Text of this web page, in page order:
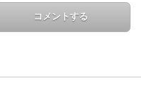
コメントする